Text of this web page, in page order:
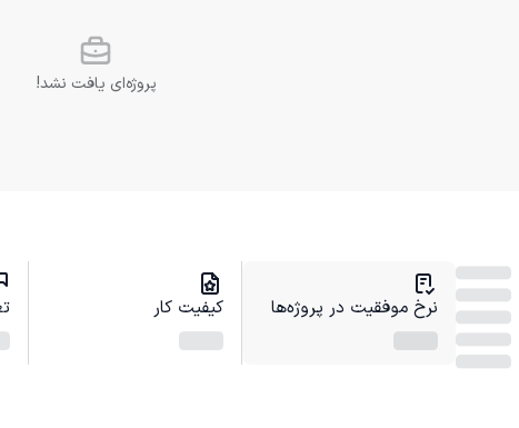
پروژه‌ای یافت نشد!
نرخ موفقیت در پروژه‌ها کیفیت کار